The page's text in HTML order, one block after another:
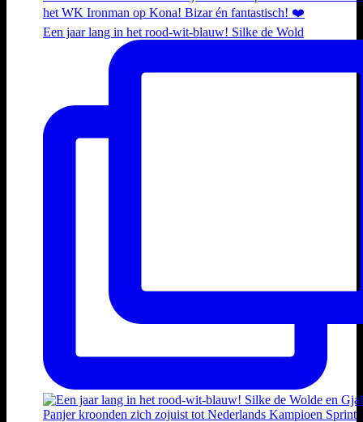
Een jaar lang in het rood-wit-blauw! Silke de Wold